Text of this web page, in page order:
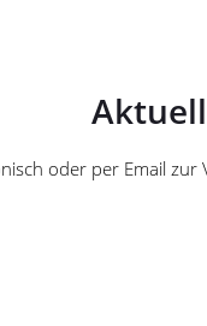
oder per Email